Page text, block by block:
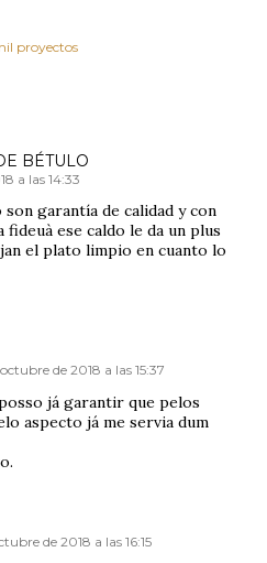
proyectos
BÉTULO
a las 14:33
garantía de calidad y con
fideuà ese caldo le da un plus
el plato limpio en cuanto lo
de 2018 a las 15:37
já garantir que pelos
aspecto já me servia dum
de 2018 a las 16:15